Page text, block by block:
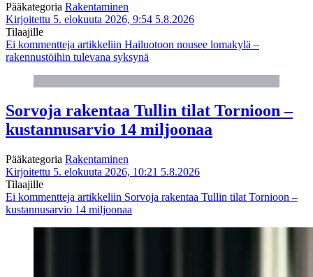
Pääkategoria Rakentaminen
Kirjoitettu 5. elokuuta 2026, 9:54 5.8.2026
Tilaajille
Ei kommentteja artikkeliin Hailuotoon nousee lomakylä –
rakennustöihin tulevana syksynä
Sorvoja rakentaa Tullin tilat Tornioon –
kustannusarvio 14 miljoonaa
Pääkategoria Rakentaminen
Kirjoitettu 5. elokuuta 2026, 10:21 5.8.2026
Tilaajille
Ei kommentteja artikkeliin Sorvoja rakentaa Tullin tilat Tornioon –
kustannusarvio 14 miljoonaa